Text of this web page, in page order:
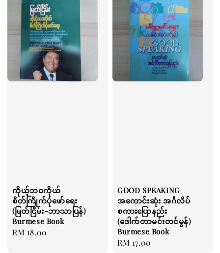
ကိုယ့်ဘဝကိုယ်
စိတ်ကြိုက်ပုံဖော်ရေး
(မြတ်ငြိမ်း-ဘာသာပြန်)
Burmese Book
Regular
RM 18.00
GOOD SPEAKING
အကောင်းဆုံး အင်္ဂလိပ်
စကားပြောနည်း
(ဒေါက်တာမင်းတင်မွန်)
Burmese Book
Regular
RM 17.00